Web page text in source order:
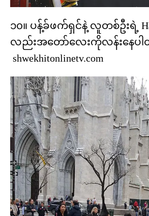
၁၀။ ပန့်ခ်ဖက်ရှင်နဲ့ လူတစ်ဦးရဲ့
လည်းအတော်လေးကိုလန်းနေပ
shwekhitonlinetv.com